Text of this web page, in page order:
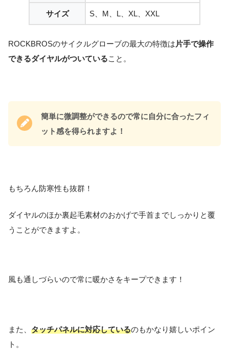
サイズ S、M、L、XL、XXL
ROCKBROSのサイクルグローブの最大の特徴は片手で操作
できるダイヤルがついていること。
簡単に微調整ができるので常に自分に合ったフィ
ット感を得られますよ！
もちろん防寒性も抜群！
ダイヤルのほか裏起毛素材のおかげで手首までしっかりと覆
うことができますよ。
風も通しづらいので常に暖かさをキープできます！
また、 タッチパネルに対応しているのもかなり嬉しいポイン
ト。